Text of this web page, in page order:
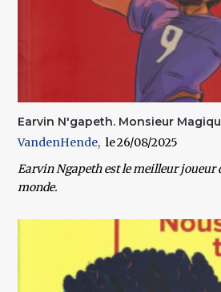
Earvin N'gapeth. Monsieur
VandenHende
26/08/2025
Earvin Ngapeth est le meilleur joueur
monde.